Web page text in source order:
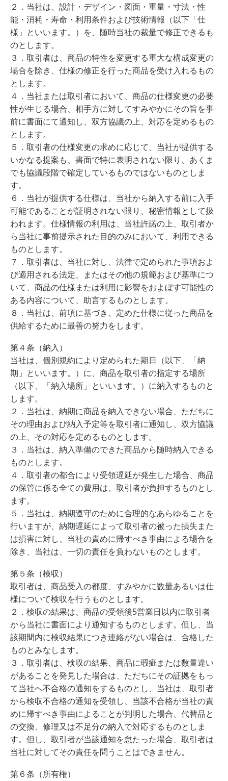
２．当社は、設計・デザイン・図面・重量・寸法・性
能・消耗・寿命・利用条件および技術情報（以下「仕
様」といいます。）を、随時当社の裁量で修正できるも
のとします。
３．取引者は、商品の特性を変更する重大な構成変更の
場合を除き、仕様の修正を行った商品を受け入れるもの
とします。
４．当社または取引者において、商品の仕様変更の必要
性が生じる場合、相手方に対してすみやかにその旨を事
前に書面にて通知し、双方協議の上、対応を定めるもの
とします。
５．取引者の仕様変更の求めに応じて、当社が提供する
いかなる提案も、書面で特に表明されない限り、あくま
でも協議段階で確定しているものではないものとしま
す。
６．当社が提供する仕様は、当社から納入する前に入手
可能であることが証明されない限り、秘密情報として扱
われます。仕様情報の利用は、当社許諾の上、取引者か
ら当社に事前提示された目的のみにおいて、利用できる
ものとします。
７．取引者は、当社に対し、法律で定められた事項およ
び適用される法定、またはその他の規範および基準につ
いて、商品の仕様または利用に影響をおよぼす可能性の
ある内容について、助言するものとします。
８．当社は、前項に基づき、定めた仕様に従った商品を
供給するために最善の努力をします。
第４条（納入）
当社は、個別規約により定められた期日（以下、「納
期」といいます。）に、商品を取引者の指定する場所
（以下、「納入場所」といいます。）に納入するものと
します。
２．当社は、納期に商品を納入できない場合、ただちに
その理由および納入予定等を取引者に通知し、双方協議
の上、その対応を定めるものとします。
３．当社は、納入準備のできた商品から随時納入できる
ものとします。
４．取引者の都合により受領遅延が発生した場合、商品
の保管に係る全ての費用は、取引者が負担するものとし
ます。
５．当社は、納期遵守のために合理的なあらゆることを
行いますが、納期遅延によって取引者の被った損失また
は損害に対し、当社の責めに帰すべき事由による場合を
除き、当社は、一切の責任を負わないものとします。
第５条（検収）
取引者は、商品受入の都度、すみやかに数量あるいは仕
様について検収を行うものとします。
２．検収の結果は、商品の受領後5営業日以内に取引者
から当社に書面により通知するものとします。但し、当
該期間内に検収結果につき連絡がない場合は、合格した
ものとみなします。
３．取引者は、検収の結果、商品に瑕疵または数量違い
があることを発見した場合は、ただちにその証拠をもっ
て当社へ不合格の通知をするものとし、当社は、取引者
から検収不合格の通知を受領し、当該不合格が当社の責
めに帰すべき事由によることが判明した場合、代替品と
の交換、修理又は不足分の納入で対応するものとしま
す。但し、取引者が当該通知を怠たった場合、取引者は
当社に対してその責任を問うことはできません。
第６条（所有権）